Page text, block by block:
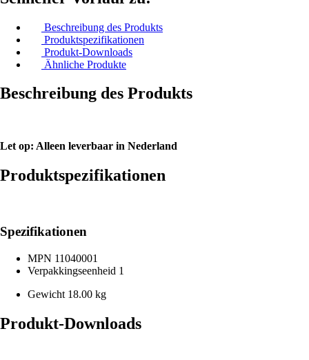
Beschreibung des Produkts
Produktspezifikationen
Produkt-Downloads
Ähnliche Produkte
Beschreibung des Produkts
Let op: Alleen leverbaar in Nederland
Produktspezifikationen
Spezifikationen
MPN 11040001
Verpakkingseenheid 1
Gewicht 18.00 kg
Produkt-Downloads